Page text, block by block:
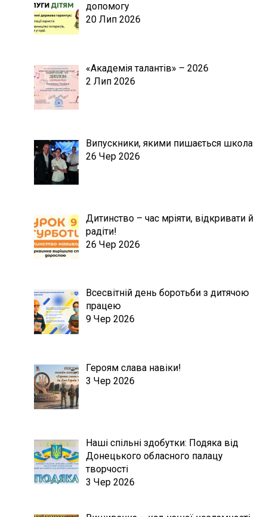
допомогу
20 Лип 2026
«Академія талантів» – 2026
2 Лип 2026
Випускники, якими пишається школа
26 Чер 2026
Дитинство – час мріяти, відкривати й
радіти!
26 Чер 2026
Всесвітній день боротьби з дитячою
працею
9 Чер 2026
Героям слава навіки!
3 Чер 2026
Наші спільні здобутки: Подяка від
Донецького обласного палацу
творчості
3 Чер 2026